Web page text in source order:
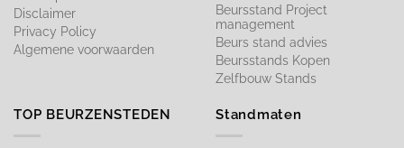
Disclaimer
Privacy Policy
Algemene voorwaarden
Beursstand Project
management
Beurs stand advies
Beursstands Kopen
Zelfbouw Stands
TOP BEURZENSTEDEN Standmaten